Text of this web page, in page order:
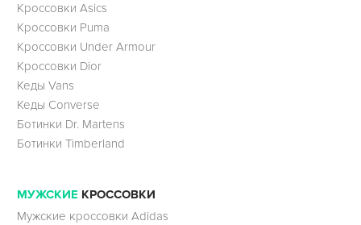
Кроссовки Asics
Кроссовки Puma
Кроссовки Under Armour
Кроссовки Dior
Кеды Vans
Кеды Converse
Ботинки Dr. Martens
Ботинки Timberland
МУЖСКИЕ КРОССОВКИ
Мужские кроссовки Adidas